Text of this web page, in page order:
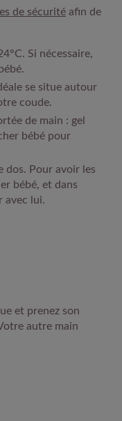
de sécuritéafin de
Si nécessaire,
se situe autour
coude.
de main : gel
bébé pour
dos. Pour avoir les
bébé, et dans
avec lui.
et prenez son
autre main